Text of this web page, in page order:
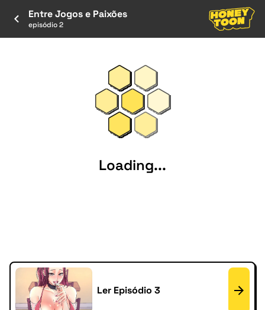
Entre Jogos e Paixões
episódio 2
Loading...
Ler Episódio 3